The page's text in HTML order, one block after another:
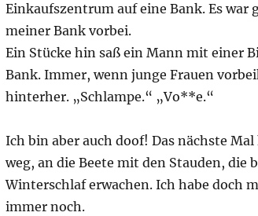
Einkaufszentrum auf eine Bank. Es war
meiner Bank vorbei.
Ein Stücke hin saß ein Mann mit einer
Bank. Immer, wenn junge Frauen
hinterher. „Schlampe.“ „Vo**e.“
Ich bin aber auch doof! Das nächste
weg, an die Beete mit den Stauden, die
Winterschlaf erwachen. Ich habe doch
immer noch.